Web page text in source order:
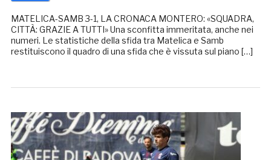
MATELICA-SAMB 3-1, LA CRONACA MONTERO: «SQUADRA,
CITTÀ: GRAZIE A TUTTI» Una sconfitta immeritata, anche nei
numeri. Le statistiche della sfida tra Matelica e Samb
restituiscono il quadro di una sfida che è vissuta sul piano […]